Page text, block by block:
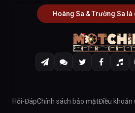
Hoàng Sa & Trường Sa là
Hỏi-ĐápChính sách bảo mậtĐiều khoản